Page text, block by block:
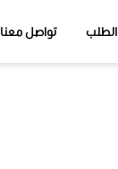
تواصل معنا